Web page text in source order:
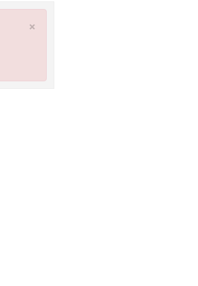
×